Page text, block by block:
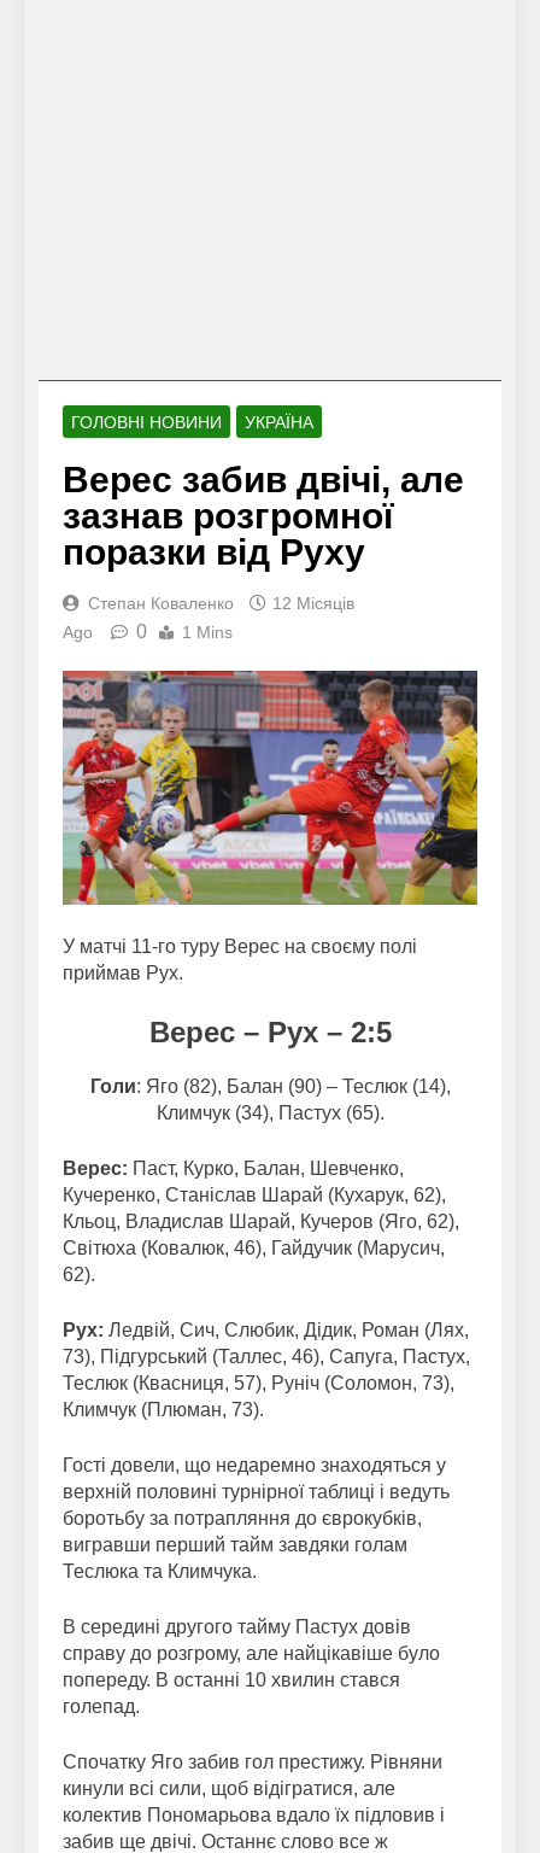
ГОЛОВНІ НОВИНИ УКРАЇНА
Верес забив двічі, але
зазнав розгромної
поразки від Руху
Степан Коваленко
12 Місяців
Ago
0 1 Mins
У матчі 11-го туру Верес на своєму полі
приймав Рух.
Верес – Рух – 2:5
Голи: Яго (82), Балан (90) – Теслюк (14),
Климчук (34), Пастух (65).
Верес: Паст, Курко, Балан, Шевченко,
Кучеренко, Станіслав Шарай (Кухарук, 62),
Кльоц, Владислав Шарай, Кучеров (Яго, 62),
Світюха (Ковалюк, 46), Гайдучик (Марусич,
62).
Рух: Ледвій, Сич, Слюбик, Дідик, Роман (Лях,
73), Підгурський (Таллес, 46), Сапуга, Пастух,
Теслюк (Квасниця, 57), Руніч (Соломон, 73),
Климчук (Плюман, 73).
Гості довели, що недаремно знаходяться у
верхній половині турнірної таблиці і ведуть
боротьбу за потрапляння до єврокубків,
вигравши перший тайм завдяки голам
Теслюка та Климчука.
В середині другого тайму Пастух довів
справу до розгрому, але найцікавіше було
попереду. В останні 10 хвилин стався
голепад.
Спочатку Яго забив гол престижу. Рівняни
кинули всі сили, щоб відігратися, але
колектив Пономарьова вдало їх підловив і
забив ще двічі. Останнє слово все ж